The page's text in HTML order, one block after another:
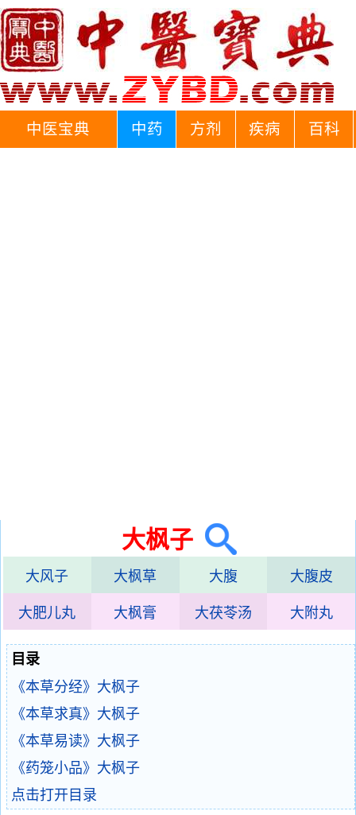
中医宝典 中药 方剂 疾病 百科
大枫子
大风子 大枫草 大腹 大腹皮
大肥儿丸 大枫膏 大茯苓汤 大附丸
目录
《本草分经》大枫子
《本草求真》大枫子
《本草易读》大枫子
《药笼小品》大枫子
点击打开目录